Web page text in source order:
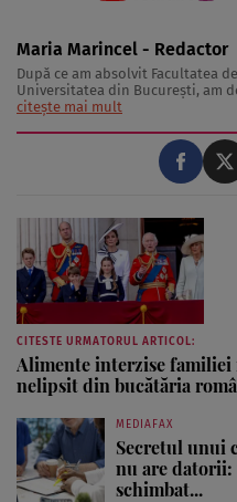
Maria Marincel - Redactor
După ce am absolvit Facultatea
Universitatea din București, am
Spynews, unde am dobândit și
citește mai mult
CITESTE URMATORUL ARTICOL:
Alimente interzise familiei
nelipsit din bucătăria
MEDIAFAX
Secretul unui
nu are
schimbat...